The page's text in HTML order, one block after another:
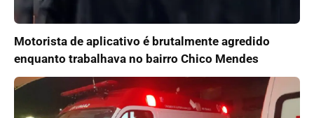
Motorista de aplicativo é brutalmente agredido
enquanto trabalhava no bairro Chico Mendes